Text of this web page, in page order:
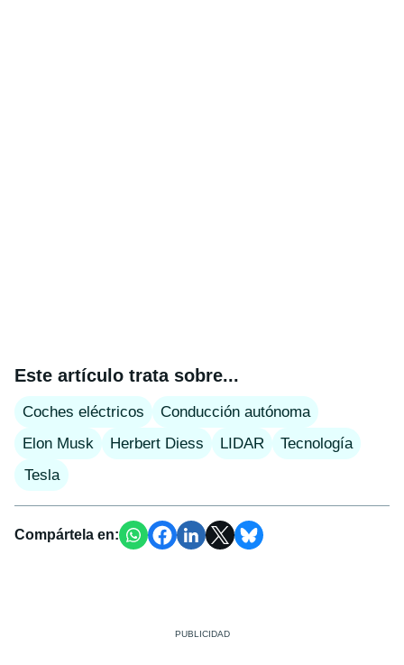
Este artículo trata sobre...
Coches eléctricos
Conducción autónoma
Elon Musk
Herbert Diess LIDAR
Tecnología
Tesla
Compártela en: